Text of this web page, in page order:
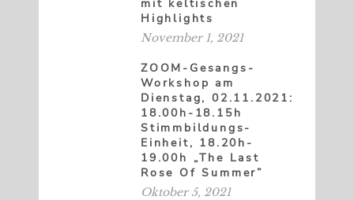
mit keltischen
Highlights
November 1, 2021
ZOOM-Gesangs-
Workshop am
Dienstag, 02.11.2021:
18.00h-18.15h
Stimmbildungs-
Einheit, 18.20h-
19.00h „The Last
Rose Of Summer”
Oktober 5, 2021